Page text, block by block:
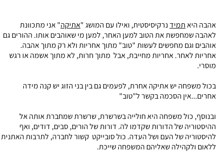
אהבה היאתמידנרקיסיסטית, ואילו עם המושג "אתיקה" אני מתכוונת
לאהבה שמחפשת את הטוב למען האחר, למען מי שאוהבים אותו. ההורים גם
אוהבים וגם מחפשים לעשות "טוב" מתוך אחריות ולא רק מתוך אהבה.
אחריות לאחר. אחריות מחייבת, אבל מתוך חרות, לא מתוך אשמה או רגש
מוסרי.
בכול משפחה יש אתיקה אחרת, לפעמים גם בין בני הזוג יש קנה מידה
אחרים...אין הסכמה בקשר ל"טוב"
ובנוסף, כול משפחה היא חולייה בשרשרת, שרשרת שמחברת אותה אל
ההיסטוריה של הדורות שקדמו לה. דורות של הורים, סבים, דודים, ואף
להיסטוריה של העם ושל העדה. כול סובייקט קשור לחברה, לתרבות האתנית
ללאום ולקהילה שאליהם המשפחה שייכת.